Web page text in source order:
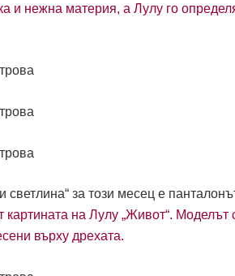
и нежна материя, а Лулу го
светлина“ за този месец е
на Лулу „Живот“. Моделът
върху дрехата.